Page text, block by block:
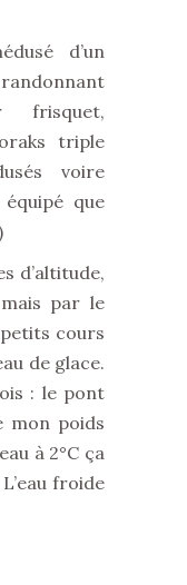
d’un
frisquet,
triple
voire
que
d’altitude,
par le
cours
de glace.
: le pont
mon poids
à 2°C ça
froide